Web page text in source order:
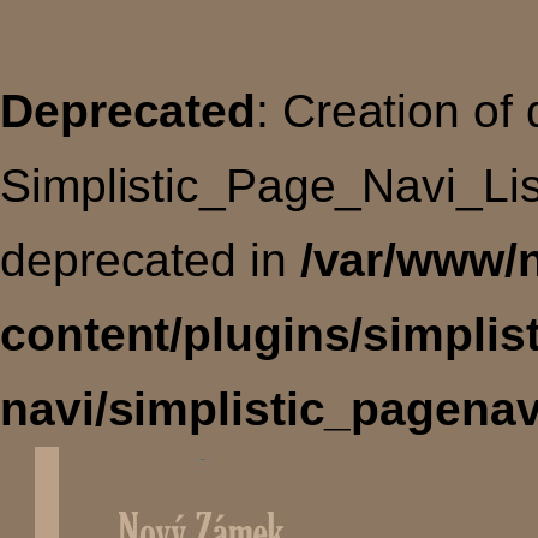
Deprecated: Creation of
deprecated in /var/www/
content/plugins/
navi/